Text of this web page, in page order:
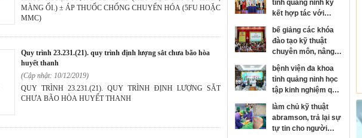
MÀNG ỐI.) ± ÁP THUỐC CHỐNG CHUYỂN HÓA (5FU HOẶC
MMC)
quy trình 23.231.(21). quy trình định lượng sắt chưa bão hòa
huyết thanh
(Cập nhật: 10/12/2019)
QUY TRÌNH 23.231.(21). QUY TRÌNH ĐỊNH LƯỢNG SẮT
CHƯA BÃO HÒA HUYẾT THANH
giới
tỉnh quảng ninh ký
kết hợp tác với
bệnh viện mắt trung
ương, phát triển
chuyên sâu chuyên
ngành nhãn khoa
bế giảng các khóa
đào tạo kỹ thuật
chuyên môn, nâng
cao năng lực y tế cơ
sở
bệnh viện đa khoa
tỉnh quảng ninh học
tập kinh nghiệm quy
hoạch, xây dựng
bệnh viện hiện đại
tại bệnh viện trung
ương quân đội 108
làm chủ kỹ thuật
abramson, trả lại sự
tự tin cho người